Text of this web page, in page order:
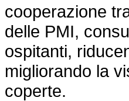
cooperazione
delle PMI,
ospitanti,
migliorando la
coperte.